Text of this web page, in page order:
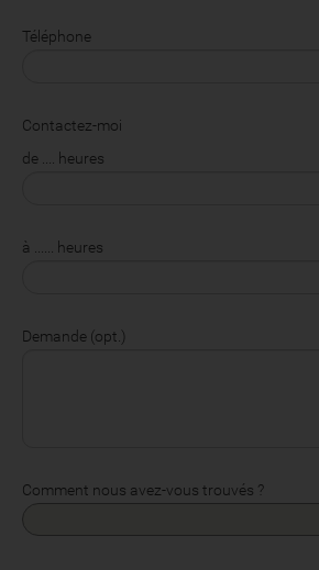
Téléphone
Contactez-moi
de .... heures
à ...... heures
Demande (opt.)
Comment nous avez-vous trouvés ?